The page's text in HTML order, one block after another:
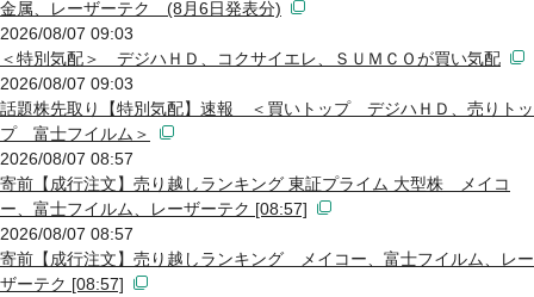
金属、レーザーテク (8月6日発表分)
2026/08/07 09:03
＜特別気配＞ デジハＨＤ、コクサイエレ、ＳＵＭＣＯが買い気配
2026/08/07 09:03
話題株先取り【特別気配】速報 ＜買いトップ デジハＨＤ、売りトッ
プ 富士フイルム＞
2026/08/07 08:57
寄前【成行注文】売り越しランキング 東証プライム 大型株 メイコ
ー、富士フイルム、レーザーテク [08:57]
2026/08/07 08:57
寄前【成行注文】売り越しランキング メイコー、富士フイルム、レー
ザーテク [08:57]